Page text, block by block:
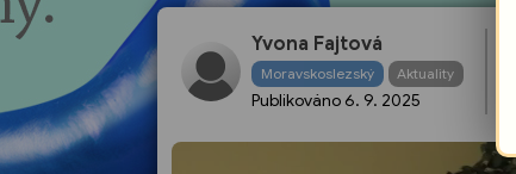
Yvona Fajtová
Moravskoslezský Aktuality
Publikováno 6. 9. 2025